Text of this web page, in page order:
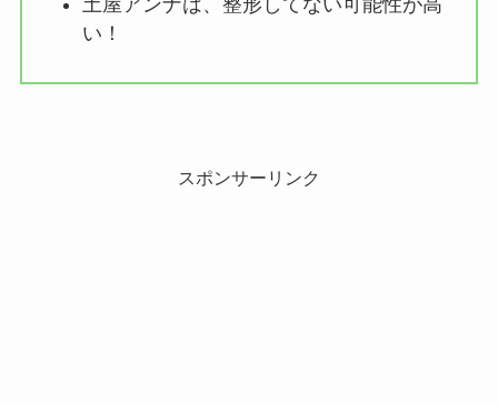
土屋アンナは、整形してない可能性が高
い！
スポンサーリンク